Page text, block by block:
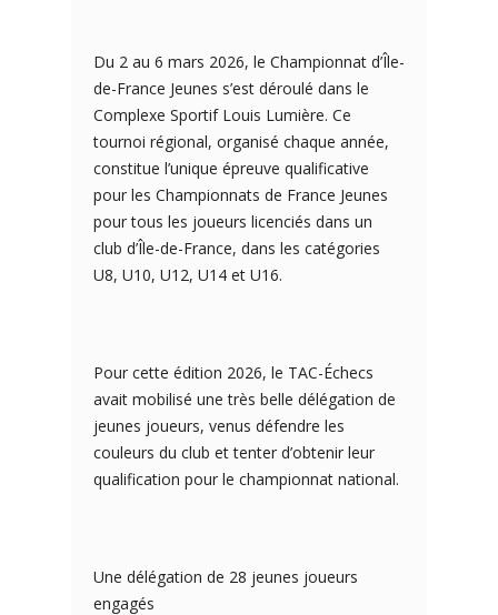
Du 2 au 6 mars 2026, le Championnat d’Île-
de-France Jeunes s’est déroulé dans le
Complexe Sportif Louis Lumière. Ce
tournoi régional, organisé chaque année,
constitue l’unique épreuve qualificative
pour les Championnats de France Jeunes
pour tous les joueurs licenciés dans un
club d’Île-de-France, dans les catégories
U8, U10, U12, U14 et U16.
Pour cette édition 2026, le TAC-Échecs
avait mobilisé une très belle délégation de
jeunes joueurs, venus défendre les
couleurs du club et tenter d’obtenir leur
qualification pour le championnat national.
Une délégation de 28 jeunes joueurs
engagés